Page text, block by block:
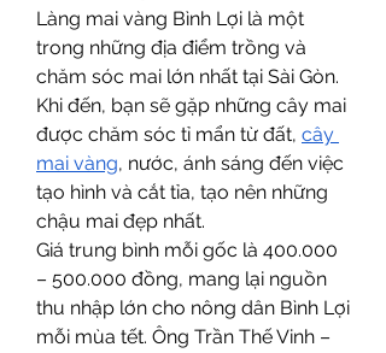
Làng mai vàng Bình Lợi là một
trong những địa điểm trồng và
chăm sóc mai lớn nhất tại Sài Gòn.
Khi đến, bạn sẽ gặp những cây mai
được chăm sóc tỉ mẩn từ đất, cây
mai vàng, nước, ánh sáng đến việc
tạo hình và cắt tỉa, tạo nên những
chậu mai đẹp nhất.
Giá trung bình mỗi gốc là 400.000
– 500.000 đồng, mang lại nguồn
thu nhập lớn cho nông dân Bình Lợi
mỗi mùa tết. Ông Trần Thế Vinh –